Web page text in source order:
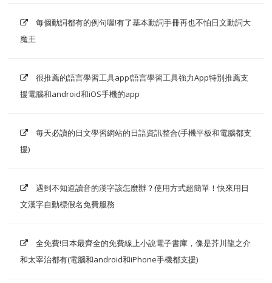
每個動詞都有的例句喔!有了基本動詞手冊再也不怕日文動詞大
魔王
很推薦的語言學習工具app!語言學習工具強力App特別推薦支
援電腦和android和iOS手機的app
每天必讀的日文學習網站的日語資訊整合(手機平板和電腦都支
援)
遇到不知道讀音的漢字該怎麼辦？使用方式超簡單！快來用日
文漢字自動標假名免費服務
全免費!日本最齊全的免費線上小說電子書庫，像是芥川龍之介
和太宰治都有(電腦和android和iPhone手機都支援)